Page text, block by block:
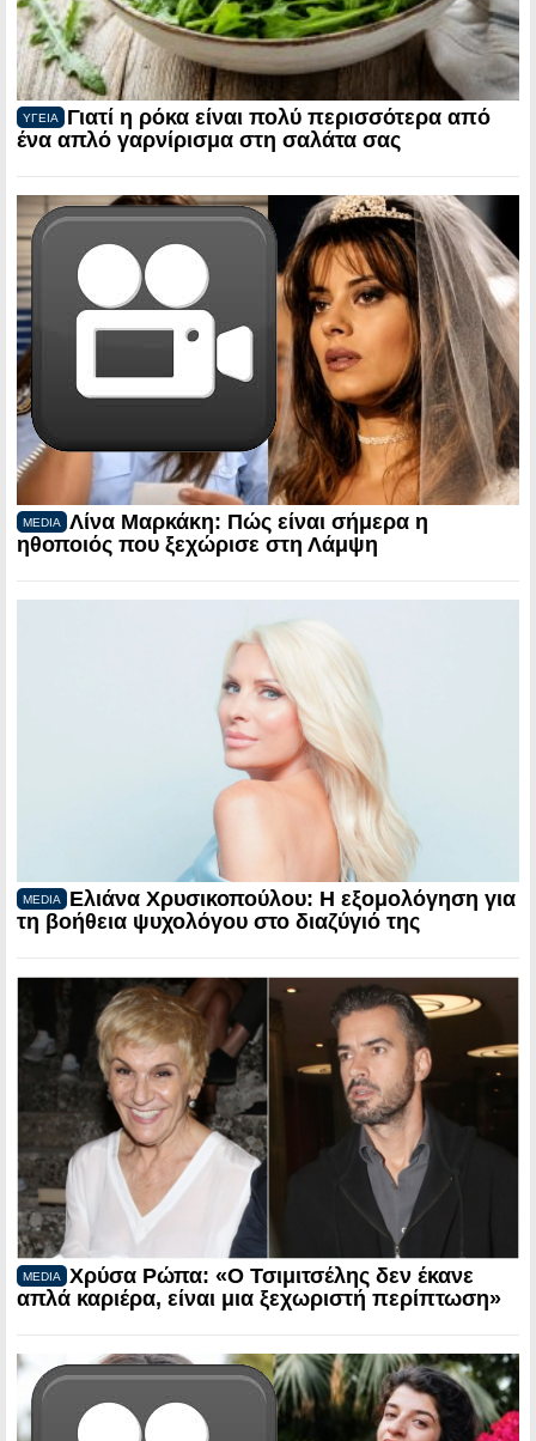
ΥΓΕΙΑ
Γιατί η ρόκα είναι πολύ περισσότερα από
ένα απλό γαρνίρισμα στη σαλάτα σας
MEDIA
Λίνα Μαρκάκη: Πώς είναι σήμερα η
ηθοποιός που ξεχώρισε στη Λάμψη
MEDIA
Ελιάνα Χρυσικοπούλου: Η εξομολόγηση για
τη βοήθεια ψυχολόγου στο διαζύγιό της
MEDIA
Χρύσα Ρώπα: «Ο Τσιμιτσέλης δεν έκανε
απλά καριέρα, είναι μια ξεχωριστή περίπτωση»